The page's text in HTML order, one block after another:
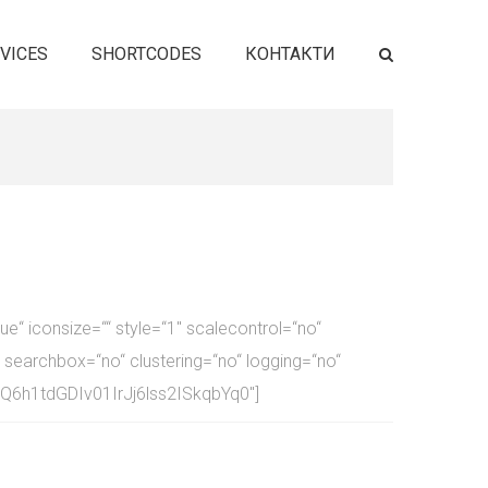
SHORTCODES КОНТАКТИ
iconsize=““ style=“1″ scalecontrol=“no“
clustering=“no“ logging=“no“